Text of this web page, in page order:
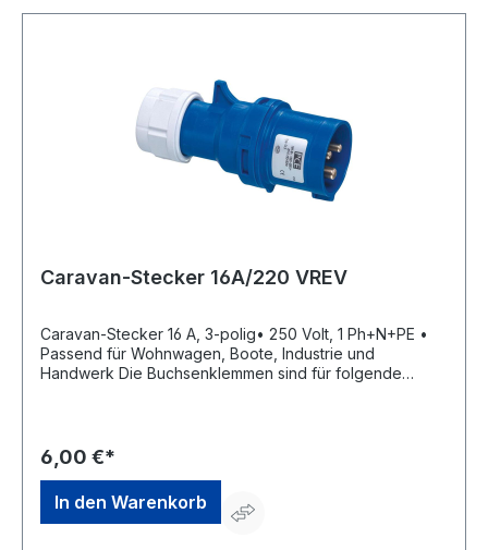
Caravan-Stecker 16A/220 VREV
Caravan-Stecker 16 A, 3-polig• 250 Volt, 1 Ph+N+PE •
Passend für Wohnwagen, Boote, Industrie und
Handwerk Die Buchsenklemmen sind für folgende
Frankenstr.1-4, 63776 Mömbris, DE, +4960297070,
info@rev.de
6,00 €*
In den Warenkorb